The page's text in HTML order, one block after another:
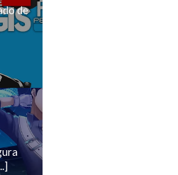
de